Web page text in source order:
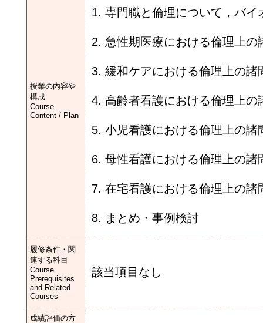
授業の内容や
構成
Course
Content / Plan
1. 専門職と倫理について，バ
2. 急性期医療における倫理上の
3. 緩和ケアにおける倫理上の諸
4. 高齢者看護における倫理上の
5. 小児看護における倫理上の諸
6. 母性看護における倫理上の諸
7. 在宅看護における倫理上の諸
8. まとめ・事例検討
履修条件・関
連する科目
Course
Prerequisites
and Related
Courses
該当項目なし
成績評価の方